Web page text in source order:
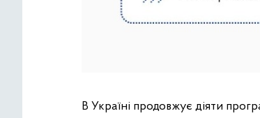
В Україні продовжує діяти